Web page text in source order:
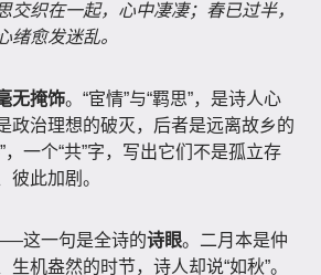
交织在一起，心中凄凄；春已过半，
绪愈发迷乱。
无掩饰。“宦情”与“羁思”，是诗人心
政治理想的破灭，后者是远离故乡的
，一个“共”字，写出它们不是孤立存
彼此加剧。
这一句是全诗的诗眼。二月本是仲
机盎然的时节，诗人却说“如秋”。